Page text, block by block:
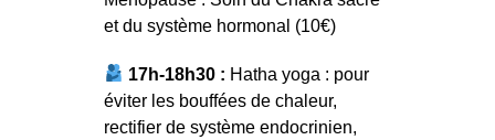
et du système hormonal (10€)
17h-18h30 : Hatha yoga : pour
éviter les bouffées de chaleur,
rectifier de système endocrinien,